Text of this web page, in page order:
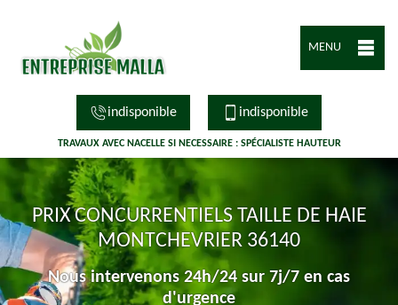
MENU
indisponible indisponible
TRAVAUX AVEC NACELLE SI NECESSAIRE : SPÉCIALISTE HAUTEUR
PRIX CONCURRENTIELS TAILLE DE HAIE
MONTCHEVRIER 36140
Nous intervenons 24h/24 sur 7j/7 en cas
d'urgence